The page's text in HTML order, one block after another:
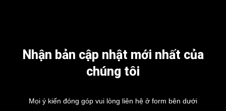
Nhận bản cập nhật mới nhất của
chúng tôi
Mọi ý kiến đóng góp vui lòng liên hệ ở form bên dưới